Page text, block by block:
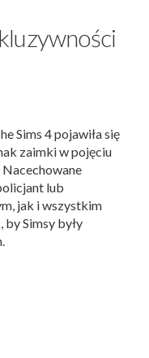
Sims 4 pojawiła się
zaimki w pojęciu
lub
jak i wszystkim
by Simsy były